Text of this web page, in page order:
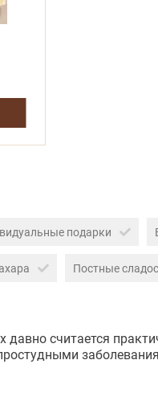
подарки
Постные
давно считается